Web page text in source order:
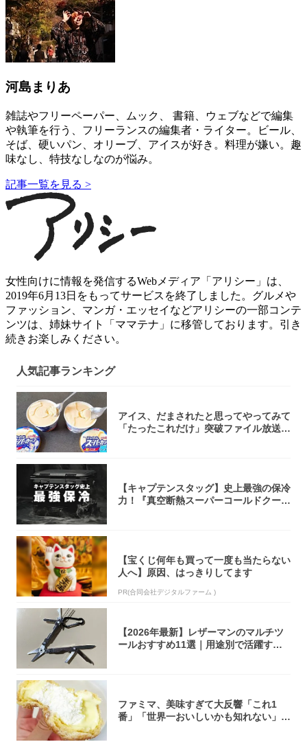
河島まりあ
雑誌やフリーペーパー、ムック、 書籍、ウェブなどで編集
や執筆を行う、フリーランスの編集者・ライター。ビール、
そば、硬いパン、オリーブ、アイスが好き。料理が嫌い。趣
味なし、特技なしなのが悩み。
記事一覧を見る >
女性向けに情報を発信するWebメディア「アリシー」は、
2019年6月13日をもってサービスを終了しました。グルメや
ファッション、マンガ・エッセイなどアリシーの一部コンテ
ンツは、姉妹サイト「ママテナ」に移管しております。引き
続きお楽しみください。
人気記事ランキング
アイス、だまされたと思ってやってみて
「たったこれだけ」突破ファイル放送で
【キャプテンスタッグ】史上最強の保冷
力！『真空断熱スーパーコールドクーラ
【宝くじ何年も買って一度も当たらない
人へ】原因、はっきりしてます
PR(合同会社デジタルファーム )
【2026年最新】レザーマンのマルチツ
ールおすすめ11選｜用途別で活躍する
ファミマ、美味すぎて大反響「これ1
番」「世界一おいしいかも知れない」